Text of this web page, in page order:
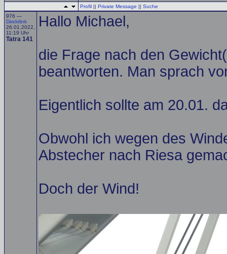
Profil || Private Message || Suche
976 —
Direktlink
26.01.2022,
11:19 Uhr
Tatra 141
Hallo Michael,
die Frage nach den
beantworten. Man sprach
Eigentlich sollte am 20.01.
Obwohl ich wegen des
Abstecher nach Riesa
Doch der Wind!